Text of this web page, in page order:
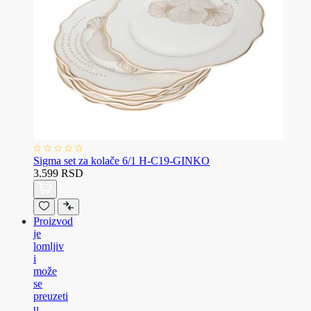
Sigma set za kolače 6/1 H-C19-GINKO
3.599 RSD
Proizvod
je
lomljiv
i
može
se
preuzeti
u